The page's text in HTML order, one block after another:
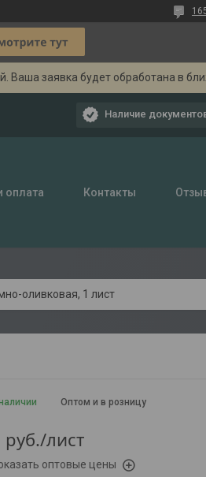
Ваша заявка будет обработана в
Наличие
оплата Контакты
оливковая, 1 лист
Оптом и в розницу
руб./лист
оптовые цены